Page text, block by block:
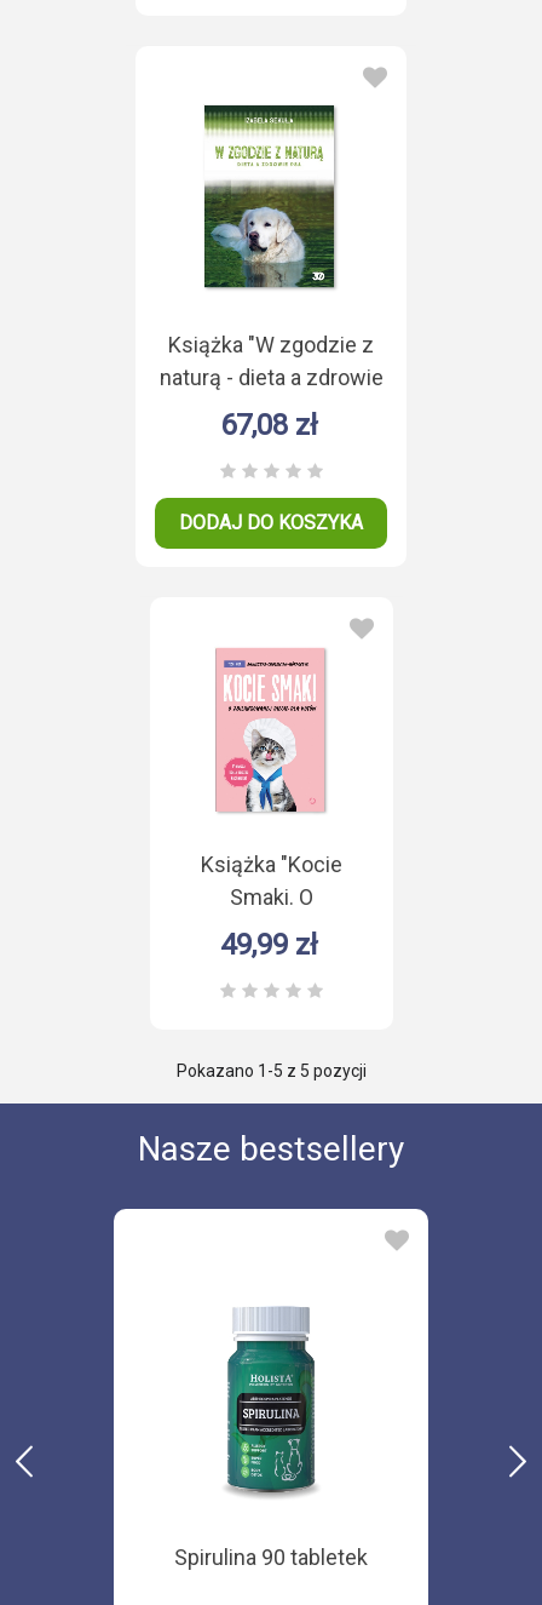
Książka "W zgodzie z
naturą - dieta a zdrowie
psa" Izabela Sekuła
67,08 zł
DODAJ DO KOSZYKA
Książka "Kocie
Smaki. O
zbilansowanej diecie
kotów" A. Cholewiak
- Góralczyk
49,99 zł
Pokazano 1 -5 z 5 pozycji
Nasze bestsellery
Spirulina 90 tabletek